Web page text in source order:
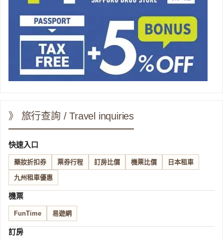
》 旅行查詢 / Travel inquiries
快速入口
藥妝折扣券 票券行程 訂房比價 機票比價 日本租車
九州租車優惠
機票
FunTime 易遊網
訂房